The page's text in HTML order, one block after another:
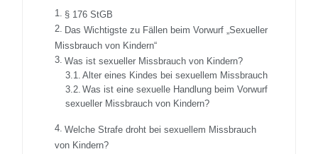
§ 176 StGB
Das Wichtigste zu Fällen beim Vorwurf „Sexueller
Missbrauch von Kindern“
Was ist sexueller Missbrauch von Kindern?
Alter eines Kindes bei sexuellem Missbrauch
Was ist eine sexuelle Handlung beim Vorwurf
sexueller Missbrauch von Kindern?
Welche Strafe droht bei sexuellem Missbrauch
von Kindern?